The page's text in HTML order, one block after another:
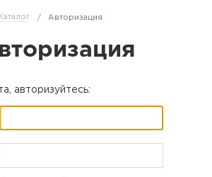
Каталог / Авторизация
авторизуйтесь: